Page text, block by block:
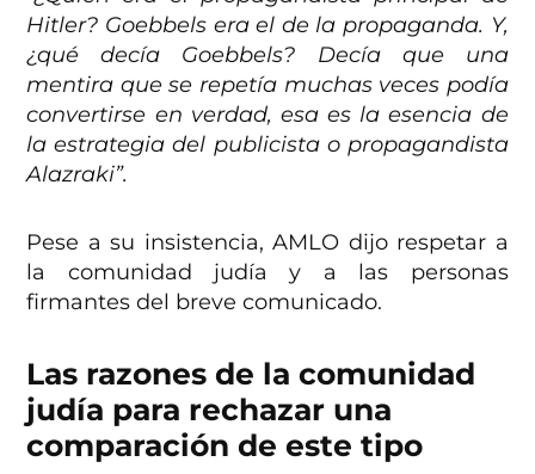
Hitler? Goebbels era el de la propaganda. Y,
¿qué decía Goebbels? Decía que una
mentira que se repetía muchas veces podía
convertirse en verdad, esa es la esencia de
la estrategia del publicista o propagandista
Alazraki”.
Pese a su insistencia, AMLO dijo respetar a
la comunidad judía y a las personas
firmantes del breve comunicado.
Las razones de la comunidad
judía para rechazar una
comparación de este tipo